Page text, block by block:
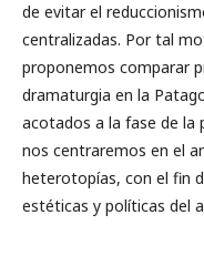
de evitar el
centralizadas. Por tal
proponemos comparar
dramaturgia en la
acotados a la fase de la
nos centraremos en el
heterotopías, con el fin
estéticas y políticas del